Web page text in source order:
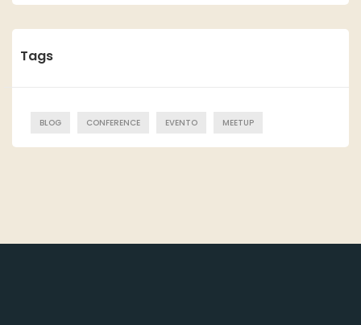
Tags
BLOG CONFERENCE EVENTO MEETUP